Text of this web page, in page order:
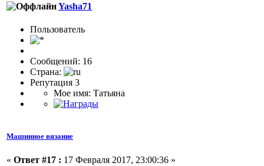
Yasha71
Пользоватeль
Сообщений: 16
Страна:
Репутация 3
Мое имя: Татьяна
Машинное вязание
« Ответ #17 : 17 Февраля 2017, 23:00:36 »